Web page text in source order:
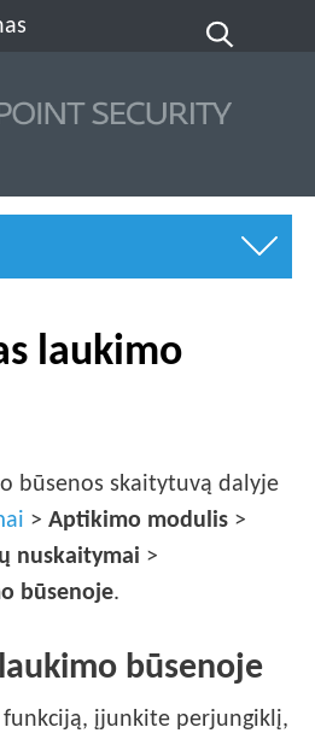
laukimo
būsenos skaitytuvą dalyje
>Aptikimo modulis >
nuskaitymai >
būsenoje.
būsenoje
įjunkite perjungiklį,